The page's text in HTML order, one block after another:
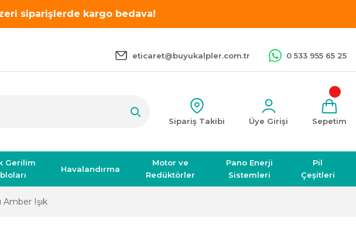
siparişlerde kargo bedava!
eticaret@buyukalpler.com.tr 0 533 955 65 25
Sipariş Takibi Üye Girişi Sepetim
Gerilim
Havalandırma
Motor ve
Redüktörler
Pano Enerji
Sistemleri
Pil
Çeşitleri
Amber Işık